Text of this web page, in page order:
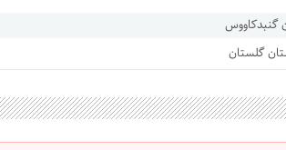
گنبدکاووس
گلستان